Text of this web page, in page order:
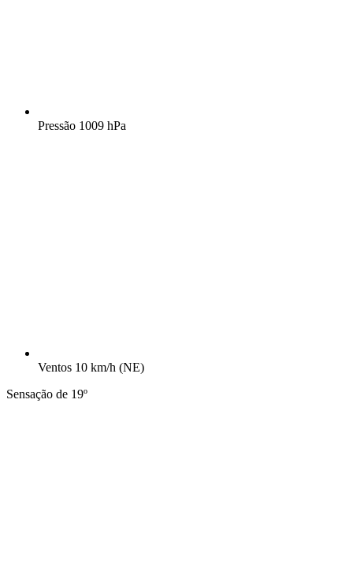
Pressão 1009 hPa
Ventos 10 km/h (NE)
Sensação de 19º